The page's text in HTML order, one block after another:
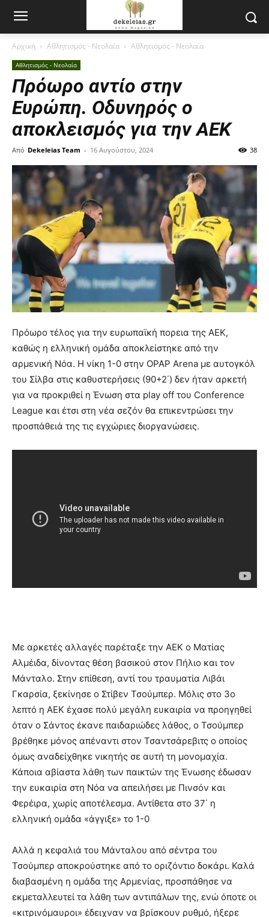
Αρχική Αθλητισμός - Νεολαία Αθλητισμός - Νεολαία
Αθλητισμός - Νεολαία
Πρόωρο αντίο στην
Ευρώπη. Οδυνηρός ο
αποκλεισμός για την AEK
Από Dekeleias Team - 16 Αυγούστου, 2024 38
Πρόωρο τέλος για την ευρωπαϊκή πορεια της ΑΕΚ,
καθώς η ελληνική ομάδα αποκλείστηκε από την
αρμενική Νόα. Η νίκη 1-0 στην OPAP Arena με αυτογκόλ
του Σίλβα στις καθυστερήσεις (90+2΄) δεν ήταν αρκετή
για να προκριθεί η Ένωση στα play off του Conference
League και έτσι στη νέα σεζόν θα επικεντρώσει την
προσπάθειά της τις εγχώριες διοργανώσεις.
Με αρκετές αλλαγές παρέταξε την ΑΕΚ ο Ματίας
Αλμέιδα, δίνοντας θέση βασικού στον Πήλιο και τον
Μάνταλο. Στην επίθεση, αντί του τραυματία Λιβάι
Γκαρσία, ξεκίνησε ο Στίβεν Τσούμπερ. Μόλις στο 3ο
λεπτό η ΑΕΚ έχασε πολύ μεγάλη ευκαιρία να προηγηθεί
όταν ο Σάντος έκανε παιδαριώδες λάθος, ο Τσούμπερ
βρέθηκε μόνος απέναντι στον Τσαντσάρεβιτς ο οποίος
όμως αναδείχθηκε νικητής σε αυτή τη μονομαχία.
Κάποια αβίαστα λάθη των παικτών της Ένωσης έδωσαν
την ευκαιρία στη Νόα να απειλήσει με Πινσόν και
Φερέιρα, χωρίς αποτέλεσμα. Αντίθετα στο 37΄ η
ελληνική ομάδα «άγγιξε» το 1-0
Αλλά η κεφαλιά του Μάνταλου από σέντρα του
Τσούμπερ αποκρούστηκε από το οριζόντιο δοκάρι. Καλά
διαβασμένη η ομάδα της Αρμενίας, προσπάθησε να
εκμεταλλευτεί τα λάθη των αντιπάλων της, ενώ όποτε οι
«κιτρινόμαυροι» έδειχναν να βρίσκουν ρυθμό, ήξερε